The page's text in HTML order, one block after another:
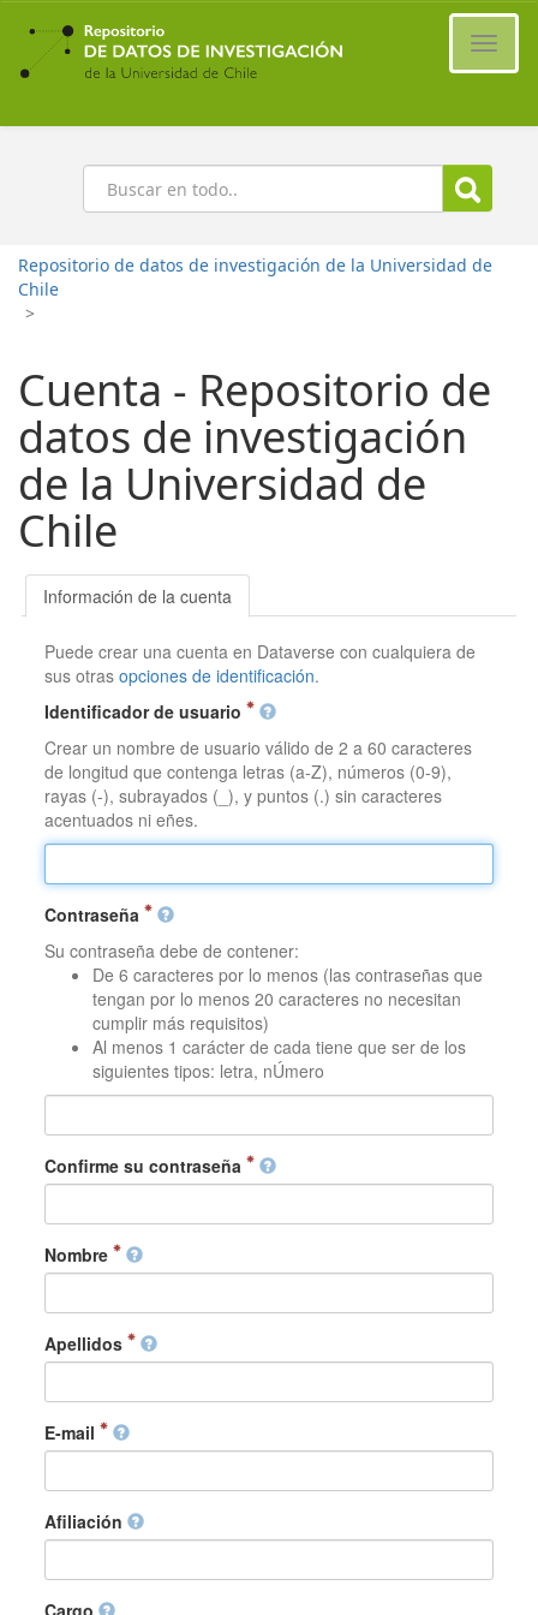
Ir
contenido
principal
Buscar
Repositorio de datos de investigación de la Universidad de
Chile
>
Cuenta - Repositorio de
datos de investigación
de la Universidad de
Chile
Información de la cuenta
Puede crear una cuenta en Dataverse con cualquiera de
sus otrasopciones de identificación.
Identificador de usuario
Crear un nombre de usuario válido de 2 a 60 caracteres
de longitud que contenga letras (a-Z), números (0-9),
rayas (-), subrayados (_), y puntos (.) sin caracteres
acentuados ni eñes.
Contraseña
Su contraseña debe de contener:
De 6 caracteres por lo menos (las contraseñas que
tengan por lo menos 20 caracteres no necesitan
cumplir más requisitos)
Al menos 1 carácter de cada tiene que ser de los
siguientes tipos: letra, nÚmero
Confirme su contraseña
Nombre
Apellidos
E-mail
Afiliación
Cargo